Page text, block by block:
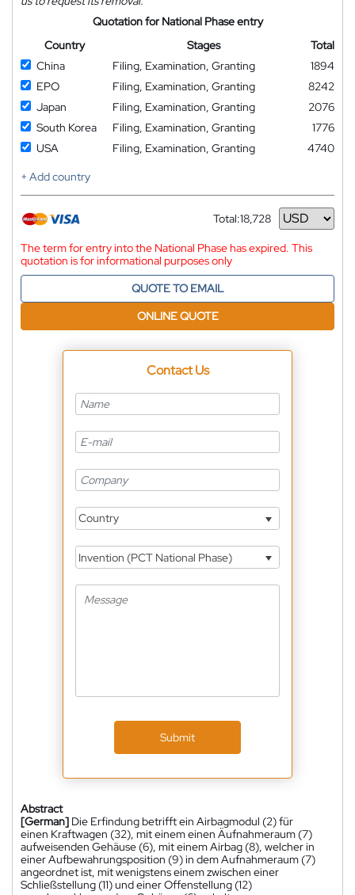
Quotation for National Phase entry
Country
Stages
Total
China
Filing, Examination, Granting
1894
EPO
Filing, Examination, Granting
8242
Japan
Filing, Examination, Granting
2076
South Korea
Filing, Examination, Granting
1776
USA
Filing, Examination, Granting
4740
+ Add country
Total:18,728
Currency
The term for entry into the National Phase has expired. This
quotation is for informational purposes only
QUOTE TO EMAIL
ONLINE QUOTE
Contact Us
Country
Invention (PCT National Phase)
Submit
Abstract
[German] Die Erfindung betrifft ein Airbagmodul (2) für
einen Kraftwagen (32), mit einem einen Äufnahmeraum (7)
aufweisenden Gehäuse (6), mit einem Airbag (8), welcher in
einer Aufbewahrungsposition (9) in dem Aufnahmeraum (7)
angeordnet ist, mit wenigstens einem zwischen einer
Schließstellung (11) und einer Offenstellung (12)